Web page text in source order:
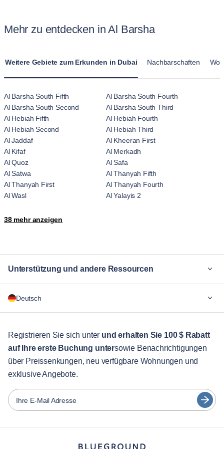
Wohnzimmern und mehreren Schlafzimmern. Diese
Mehr zu entdecken in Al Barsha
Weitere Gebiete zum Erkunden in Dubai Nachbarschaften
Al Barsha South Fifth
Al Barsha South Fourth
Al Barsha South Second
Al Barsha South Third
Al Hebiah Fifth
Al Hebiah Fourth
Al Hebiah Second
Al Hebiah Third
Al Jaddaf
Al Kheeran First
Al Kifaf
Al Merkadh
Al Quoz
Al Safa
Al Satwa
Al Thanyah Fifth
Al Thanyah First
Al Thanyah Fourth
Al Wasl
Al Yalayis 2
Business Bay
Dubai South Residential District
Hadaeq Sheikh Mohammed Bin
Jumeira First
Jumeirah Golf Estates
Jumeirah Village
Madinat Hind 4
Marsa Dubai
Me'aisem First
Mirdif
Motor City
Nad Al Sheba
The Palm Jumeirah
Umm Suqeim
Umm Suqeim Third
Wadi Al Safa 2
Wadi Al Safa 5
Wadi Al Safa 7
38 mehr anzeigen
Unterstützung und andere Ressourcen
Für Unternehmen
Gästebetreuung
Stadt-Guide
Partner
Vermieter von Möbeln
Vermieter
Franchise-Partner
Deutsch
English
Português
Español
Français
Türkçe
Registrieren Sie sich unter und erhalten Sie 100 $ Rabatt
auf Ihre erste Buchung untersowie Benachrichtigungen
über Preissenkungen, neu verfügbare Wohnungen und
exklusive Angebote.
Ihre E-Mail Adresse